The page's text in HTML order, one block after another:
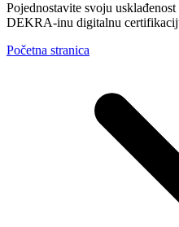
Pojednostavite svoju
DEKRA-inu digitalnu
Početna stranica